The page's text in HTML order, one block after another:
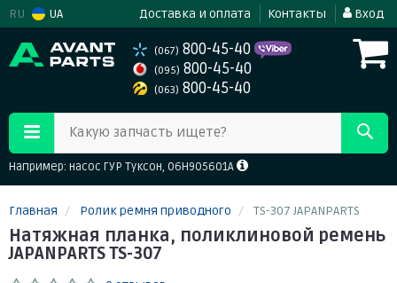
RU UA Доставка и оплата Контакты Вход
(067) 800-45-40
(095) 800-45-40
(063) 800-45-40
Какую запчасть ищете?
Например: насос ГУР Туксон, 06H905601A
Главная Ролик ремня приводного TS-307 JAPANPARTS
Натяжная планка, поликлиновой ремень
JAPANPARTS TS-307